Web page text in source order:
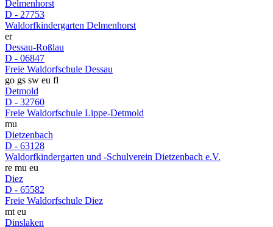
Delmenhorst
D - 27753
Waldorfkindergarten Delmenhorst
er
Dessau-Roßlau
D - 06847
Freie Waldorfschule Dessau
go gs sw eu fl
Detmold
D - 32760
Freie Waldorfschule Lippe-Detmold
mu
Dietzenbach
D - 63128
Waldorfkindergarten und -Schulverein Dietzenbach e.V.
re mu eu
Diez
D - 65582
Freie Waldorfschule Diez
mt eu
Dinslaken